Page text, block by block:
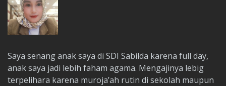
Saya senang anak saya di SDI Sabilda karena full day,
anak saya jadi lebih faham agama. Mengajinya lebig
terpelihara karena muroja’ah rutin di sekolah maupun